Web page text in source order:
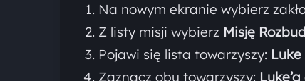
Na nowym ekranie wybierz
Z listy misji wybierz Misję
Pojawi się lista towarzyszy: Luke
Zaznacz obu towarzyszy: Luke’a